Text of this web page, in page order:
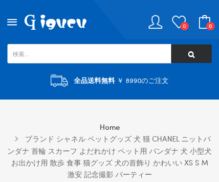
0 0
全品送料無料￥ 8990のご注文
Home
ブランド シャネル ペットグッズ 犬 猫 CHANEL ニットバ
ンダナ 首輪 スカーフ よだれかけ ペット用 バンダナ 犬 小型犬
お出かけ用 散歩 食事 猫グッズ 犬の首飾り かわいい XS S M
激安 記念撮影 パーティー